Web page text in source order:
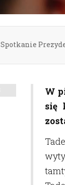
Spotkanie
W
się